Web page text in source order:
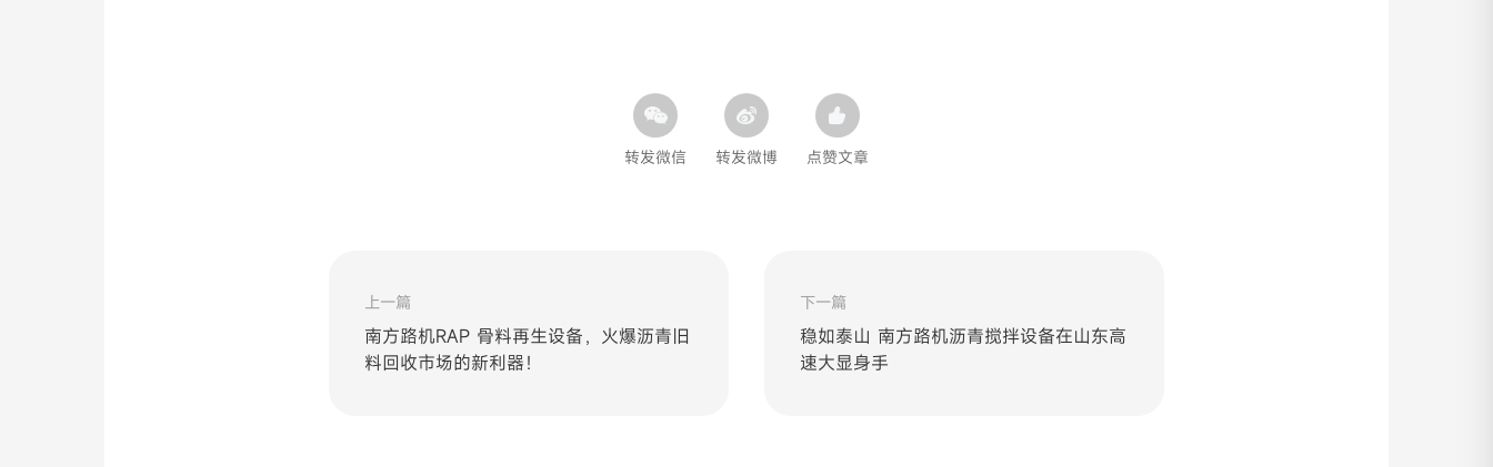
转发微信 转发微博 点赞文章
上一篇
南方路机RAP 骨料再生设备，火爆沥青旧
料回收市场的新利器！
下一篇
稳如泰山 南方路机沥青搅拌设备在山东高
速大显身手